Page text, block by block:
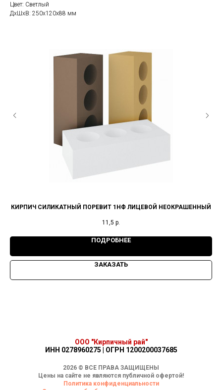
Цвет: Светлый
ДxШxВ: 250x120x88 мм
КИРПИЧ СИЛИКАТНЫЙ ПОРЕВИТ 1НФ ЛИЦЕВОЙ НЕОКРАШЕННЫЙ
11,5 р.
ПОДРОБНЕЕ
ЗАКАЗАТЬ
ООО "Кирпичный рай"
ИНН 0278960275 | ОГРН 1200200037685
2026 © ВСЕ ПРАВА ЗАЩИЩЕНЫ
Цены на сайте не являются публичной офертой!
Политика конфиденциальности